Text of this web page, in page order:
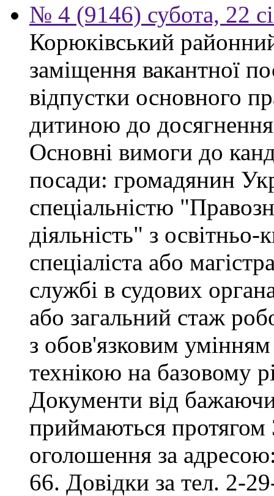
№ 4 (9146) субота, 22
Корюківський
заміщення вакантної
відпустки основного
дитиною до
Основні вимоги до
посади: громадянин
спеціальністю
діяльність" з
спеціаліста або
службі в судових
або загальний стаж
з обов'язковим
технікою на базовому
Документи від
приймаються протягом
оголошення за
66. Довідки за тел. 2-